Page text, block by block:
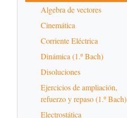
Algebra de vectores
Cinemática
Corriente Eléctrica
Dinámica (1.º Bach)
Disoluciones
Ejercicios de ampliación,
refuerzo y repaso (1.º Bach)
Electrostática